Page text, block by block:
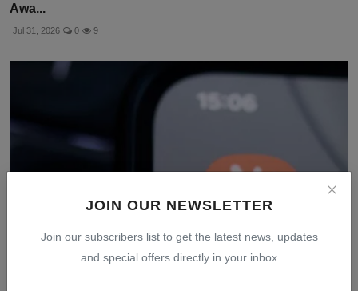
JOIN OUR NEWSLETTER
Join our subscribers list to get the latest news, updates
and special offers directly in your inbox
Awa...
Jul 31, 2026 0 9